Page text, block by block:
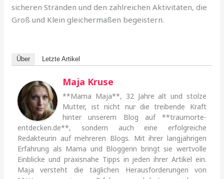
sicheren Stränden und den zahlreichen Aktivitäten, die
Groß und Klein gleichermaßen begeistern.
Über Letzte Artikel
Maja Kruse
**Mama Maja**, 32 Jahre alt und stolze
Mutter, ist nicht nur die treibende Kraft
hinter unserem Blog auf **traumorte-
entdecken.de**, sondern auch eine erfolgreiche
Redakteurin auf mehreren Blogs. Mit ihrer langjährigen
Erfahrung als Mama und Bloggerin bringt sie wertvolle
Einblicke und praxisnahe Tipps in jeden ihrer Artikel ein.
Maja versteht die täglichen Herausforderungen von